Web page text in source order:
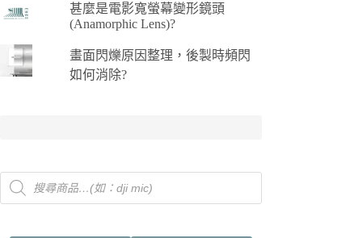
甚麼是電影寬螢幕變形鏡頭
(Anamorphic Lens)?
畫面閃爍原因整理，後製時頻閃
如何消除?
Products
search